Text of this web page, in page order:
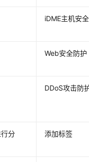
iDME主机安
Web安全防护
DDoS攻击防
分
添加标签